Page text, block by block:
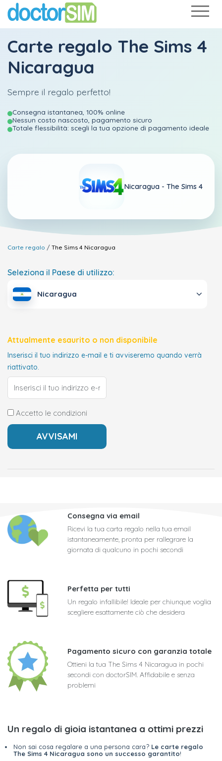
Carte regalo The Sims 4
Nicaragua
Sempre il regalo perfetto!
Consegna istantanea, 100% online
Nessun costo nascosto, pagamento sicuro
Totale flessibilità: scegli la tua opzione di pagamento ideale
Nicaragua - The Sims 4
Carte regalo The Sims 4 Nicaragua
Seleziona il Paese di utilizzo:
Nicaragua
Attualmente esaurito o non disponibile
Inserisci il tuo indirizzo e-mail e ti avviseremo quando verrà
riattivato.
Accetto le condizioni
Consegna via email
Ricevi la tua carta regalo nella tua email
istantaneamente, pronta per rallegrare la
giornata di qualcuno in pochi secondi
Perfetta per tutti
Un regalo infallibile! Ideale per chiunque voglia
scegliere esattamente ciò che desidera
Pagamento sicuro con garanzia totale
Ottieni la tua The Sims 4 Nicaragua in pochi
secondi con doctorSIM. Affidabile e senza
problemi
Un regalo di gioia istantanea a ottimi prezzi
Non sai cosa regalare a una persona cara? Le carte regalo
The Sims 4 Nicaragua sono un successo garantito!